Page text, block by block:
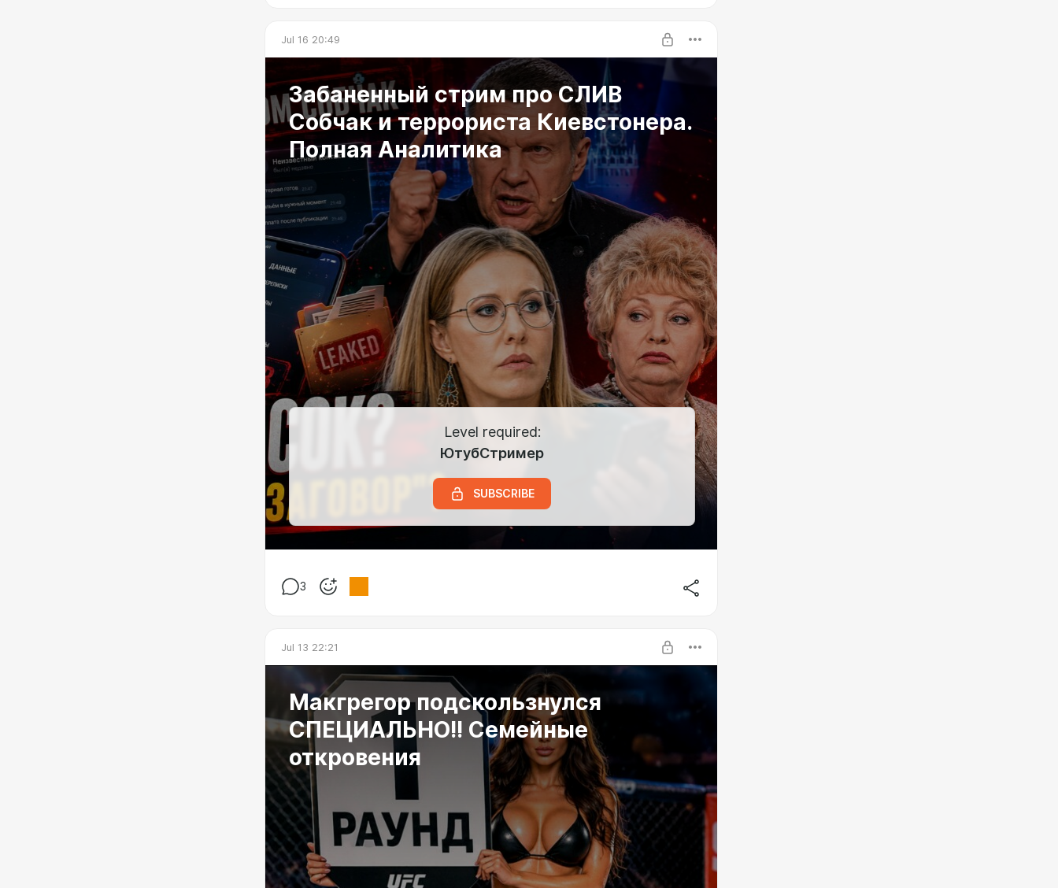
Jul 16 20:49
Забаненный стрим про СЛИВ
Собчак и террориста Киевстонера.
Полная Аналитика
Level required:
ЮтубСтример
SUBSCRIBE
3
Jul 13 22:21
Макгрегор подскользнулся
СПЕЦИАЛЬНО!! Семейные
откровения